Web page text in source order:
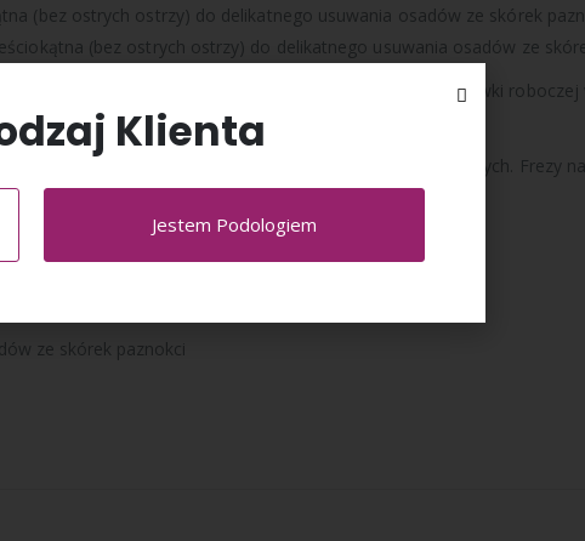
(bez ostrych ostrzy) do delikatnego usuwania osadów ze skórek
(bez ostrych ostrzy) do delikatnego usuwania osadów ze
n [min-1] = obroty na minutę natomiast długość końcówki roboczej
rodzajów frezarek podologicznych oraz kosmetycznych. Frezy
ze skórek paznokci
Klienta
Jestem Podologiem